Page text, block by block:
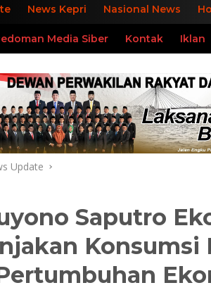
News Kepri Nasional News
Media Siber Kontak Iklan
Update
Saputro